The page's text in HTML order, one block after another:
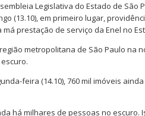
Legislativa do Estado de
(13.10), em primeiro lugar,
prestação de serviço da Enel no
metropolitana de São Paulo na
feira (14.10), 760 mil imóveis
há milhares de pessoas no escuro.